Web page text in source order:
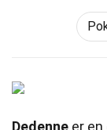
Dedenne er